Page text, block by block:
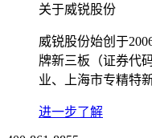
关于威锐股份
威锐股份始创于
牌新三板（证券代
业、上海市专精特
进一步了解